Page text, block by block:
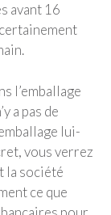
avant 16
l’emballage
a pas de
lui-
vous verrez
la société
ce que